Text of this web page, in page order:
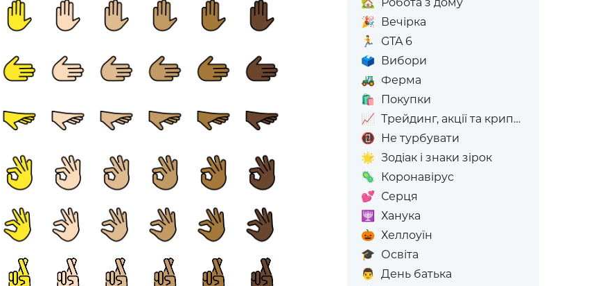
🎉 Вечірка
🏃
GTA 6
🗳️ Вибори
🚜 Ферма
🛍️
Покупки
📈 Трейдинг, акції та криптовалюта
📵 Не турбувати
🌟 Зодіак і знаки зірок
🦠 Коронавірус
💕 Серця
🕎
Ханука
🎃 Хеллоуїн
🎓 Освіта
👨 День батька